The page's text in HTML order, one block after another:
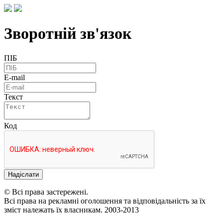
Зворотній зв'язок
ПІБ
E-mail
Текст
Код
Надіслати
© Всі права застережені.
Всі права на рекламні оголошення та відповідальність за їх
зміст належать їх власникам. 2003-2013